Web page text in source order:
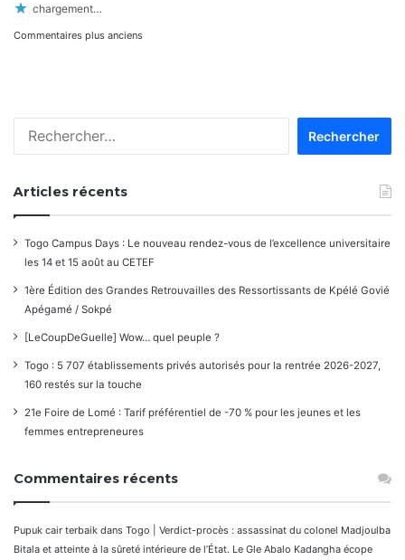
chargement…
Navigation
commentaires
Commentaires plus anciens
Articles récents
Togo Campus Days : Le nouveau rendez-vous de l’excellence universitaire
les 14 et 15 août au CETEF
1ère Édition des Grandes Retrouvailles des Ressortissants de Kpélé Govié
Apégamé / Sokpé
[LeCoupDeGuelle] Wow… quel peuple ?
Togo : 5 707 établissements privés autorisés pour la rentrée 2026-2027,
160 restés sur la touche
21e Foire de Lomé : Tarif préférentiel de -70 % pour les jeunes et les
femmes entrepreneures
Commentaires récents
Pupuk cair terbaik dans Togo | Verdict-procès : assassinat du colonel Madjoulba
Bitala et atteinte à la sûreté intérieure de l’État. Le Gle Abalo Kadangha écope